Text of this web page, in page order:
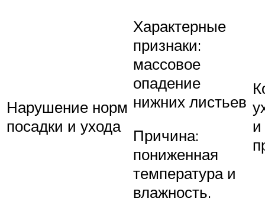
Нарушение норм
посадки и ухода
Характерные
признаки:
массовое
опадение
нижних листьев
Причина:
пониженная
температура и
влажность.
и